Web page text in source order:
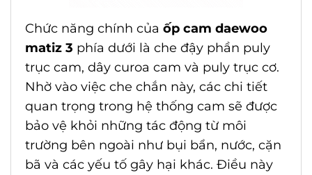
Chức năng chính của ốp cam daewoo
matiz 3 phía dưới là che đậy phần puly
trục cam, dây curoa cam và puly trục cơ.
Nhờ vào việc che chắn này, các chi tiết
quan trọng trong hệ thống cam sẽ được
bảo vệ khỏi những tác động từ môi
trường bên ngoài như bụi bẩn, nước, cặn
bã và các yếu tố gây hại khác. Điều này